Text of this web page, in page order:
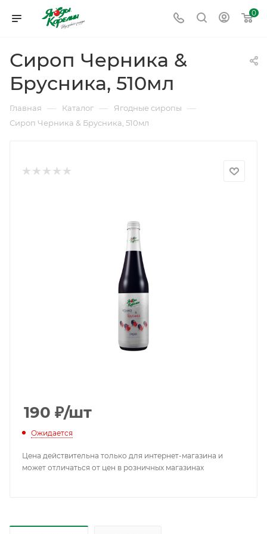
0
Сироп Черника &
Брусника, 510мл
Главная — Каталог — Ягодные сиропы —
Сироп Черника & Брусника, 510мл
190 ₽/шт
Ожидается
Цена действительна только для интернет-магазина и
может отличаться от цен в розничных магазинах